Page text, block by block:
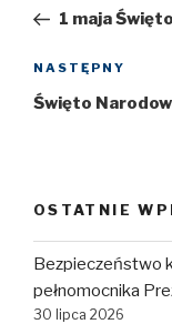
wpis1 maja
Następny
wpis
NASTĘPNY
Święto
OSTATNIE
Bezpieczeństwo
pełnomocnika
30 lipca 2026